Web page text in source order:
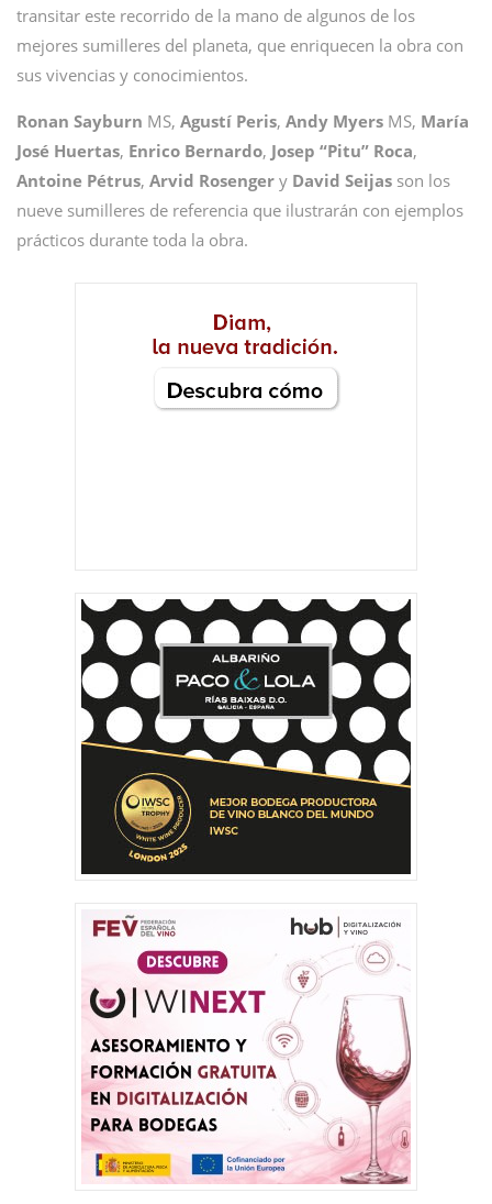
transitar este recorrido de la mano de algunos de los
mejores sumilleres del planeta, que enriquecen la obra con
sus vivencias y conocimientos.
Ronan Sayburn MS, Agustí Peris, Andy Myers MS, María
José Huertas, Enrico Bernardo, Josep “Pitu” Roca,
Antoine Pétrus, Arvid Rosenger y David Seijas son los
nueve sumilleres de referencia que ilustrarán con ejemplos
prácticos durante toda la obra.